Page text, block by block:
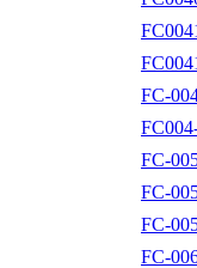
FC-
FC-
FC-
FC-
FC-